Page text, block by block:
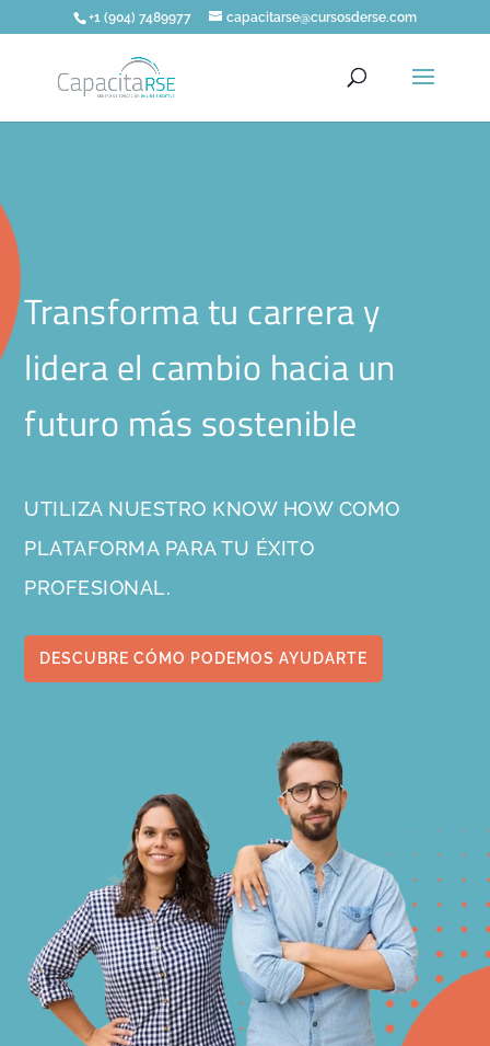
+1 (904) 7489977 capacitarse@cursosderse.com
Transforma tu carrera y
lidera el cambio hacia un
futuro más sostenible
UTILIZA NUESTRO KNOW HOW COMO
PLATAFORMA PARA TU ÉXITO
PROFESIONAL.
DESCUBRE CÓMO PODEMOS AYUDARTE